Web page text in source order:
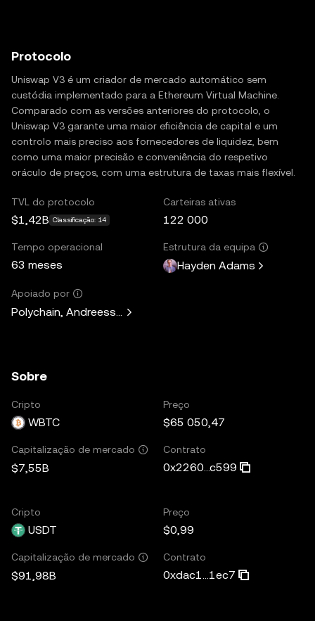
Protocolo
Uniswap V3 é um criador de mercado automático sem
custódia implementado para a Ethereum Virtual Machine.
Comparado com as versões anteriores do protocolo, o
Uniswap V3 garante uma maior eficiência de capital e um
controlo mais preciso aos fornecedores de liquidez, bem
como uma maior precisão e conveniência do respetivo
oráculo de preços, com uma estrutura de taxas mais flexível.
TVL do protocolo
$1,42B Classificação: 14
Carteiras ativas
122 000
Tempo operacional
63 meses
Estrutura da equipa
Hayden Adams
Apoiado por
Polychain, Andreessen Horowitz, Paradigm, Variant Fund,
Sobre
Cripto
WBTC
Preço
$65 050,47
Capitalização de mercado
$7,55B
Contrato
0x2260...c599
Cripto
USDT
Preço
$0,99
Capitalização de mercado
$91,98B
Contrato
0xdac1...1ec7